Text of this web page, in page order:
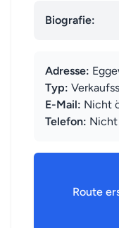
Biografie:
Adresse:
Typ:
E-Mail: Nicht
Telefon:
Route